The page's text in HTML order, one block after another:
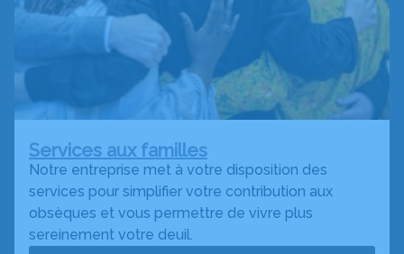
Services aux familles
Notre entreprise met à votre disposition des
services pour simplifier votre contribution aux
obsèques et vous permettre de vivre plus
sereinement votre deuil.